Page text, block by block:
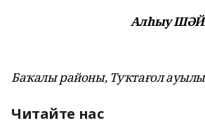
Алһыу
Баҡалы районы, Туҡтағол
Читайте нас